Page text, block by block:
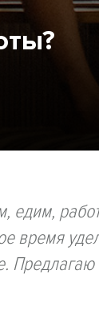
едим,
время
Предлагаю